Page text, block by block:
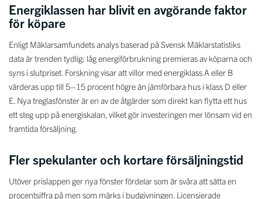
Energiklassen har blivit en avgörande faktor
för köpare
Enligt Mäklarsamfundets analys baserad på Svensk Mäklarstatistiks
data är trenden tydlig: låg energiförbrukning premieras av köparna och
syns i slutpriset. Forskning visar att villor med energiklass A eller B
värderas upp till 5–15 procent högre än jämförbara hus i klass D eller
E. Nya treglasfönster är en av de åtgärder som direkt kan flytta ett hus
ett steg upp på energiskalan, vilket gör investeringen mer lönsam vid en
framtida försäljning.
Fler spekulanter och kortare försäljningstid
Utöver prislappen ger nya fönster fördelar som är svåra att sätta en
procentsiffra på men som märks i budgivningen. Licensierade